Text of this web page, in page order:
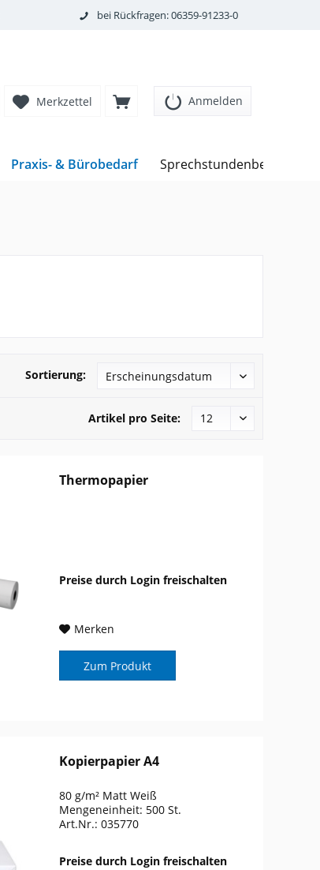
bei Rückfragen: 06359-91233-0
Anmelden
Merkzettel
Praxis- & Bürobedarf Sprechstundenbedarf
Sortierung:
Artikel pro Seite:
Thermopapier
Preise durch Login freischalten
Merken
Zum Produkt
Kopierpapier A4
80 g/m² Matt Weiß
Mengeneinheit: 500 St.
Art.Nr.: 035770
Preise durch Login freischalten